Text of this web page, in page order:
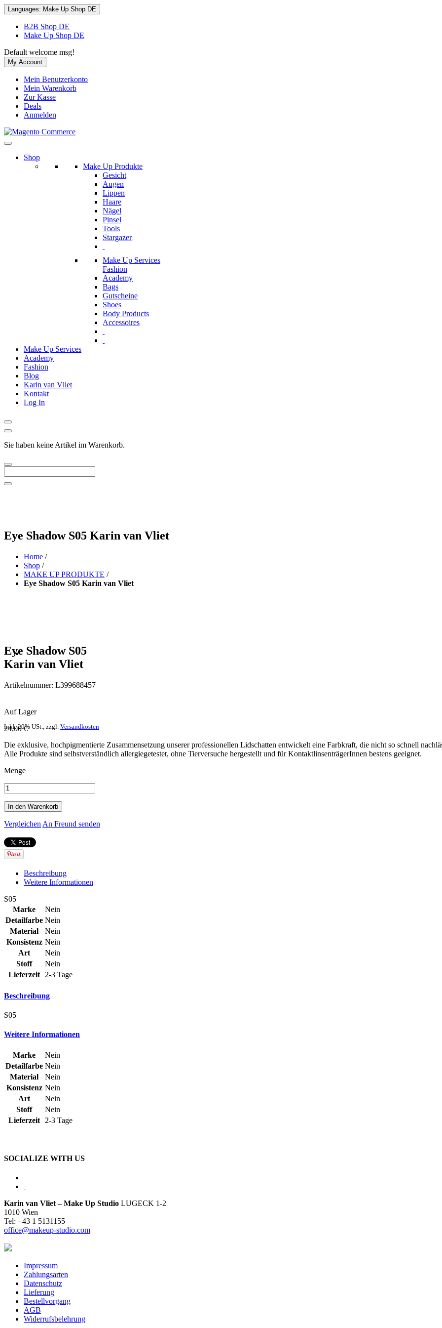
Languages: Make Up Shop DE
B2B Shop DE
Make Up Shop DE
Default welcome msg!
My Account
Mein Benutzerkonto
Mein Warenkorb
Zur Kasse
Deals
Anmelden
Shop
Make Up Produkte
Gesicht
Augen
Lippen
Haare
Nägel
Pinsel
Tools
Stargazer
Make Up Services
Fashion
Academy
Bags
Gutscheine
Shoes
Body Products
Accessoires
Make Up Services
Academy
Fashion
Blog
Karin van Vliet
Kontakt
Log In
Sie haben keine Artikel im Warenkorb.
Eye Shadow S05 Karin van Vliet
Home /
Shop /
MAKE UP PRODUKTE /
Eye Shadow S05 Karin van Vliet
Eye Shadow S05
Karin van Vliet
Artikelnummer: L399688457
Auf Lager
24,00 €
Inkl. 20% USt., zzgl. Versandkosten
Die exklusive, hochpigmentierte Zusammensetzung unserer professionellen Lidschatten entwickelt eine Farbkraft, die nicht so schnell
Alle Produkte sind selbstverständlich allergiegetestet, ohne Tierversuche hergestellt und für KontaktlinsenträgerInnen bestens geeignet.
Menge
In den Warenkorb
Vergleichen An Freund senden
Beschreibung
Weitere Informationen
S05
Marke
Nein
Detailfarbe Nein
Material
Nein
Konsistenz Nein
Art
Nein
Stoff
Nein
Lieferzeit
2-3 Tage
Beschreibung
S05
Weitere Informationen
Marke
Nein
Detailfarbe Nein
Material
Nein
Konsistenz Nein
Art
Nein
Stoff
Nein
Lieferzeit
2-3 Tage
SOCIALIZE WITH US
Karin van Vliet – Make Up Studio LUGECK 1-2
1010 Wien
Tel: +43 1 5131155
office@makeup-studio.com
Impressum
Zahlungsarten
Datenschutz
Lieferung
Bestellvorgang
AGB
Widerrufsbelehrung